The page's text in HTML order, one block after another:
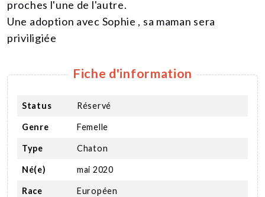
proches l'une de l'autre.
Une adoption avec Sophie , sa maman sera
priviligiée
Fiche d'information
Status Réservé
Genre Femelle
Type Chaton
Né(e) mai 2020
Race Européen